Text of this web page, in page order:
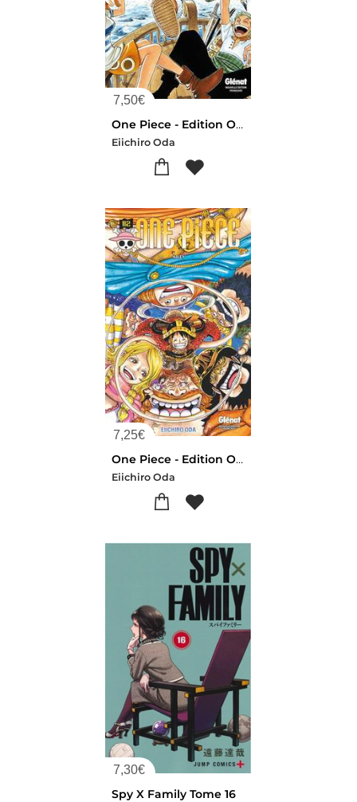
7,50€
One Piece - Edition Originale Tome 1 : Romance Dawn, A L'aube D'une Grande Aventure
Eiichiro Oda
7,25€
One Piece - Edition Originale Tome 112 : Haley
Eiichiro Oda
7,30€
Spy X Family Tome 16